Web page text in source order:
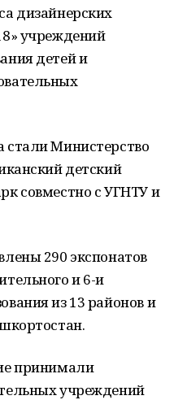
дизайнерских
учреждений
детей и
стали Министерство
детский
совместно с УГНТУ и
290 экспонатов
и 6-и
из 13 районов и
принимали
учреждений